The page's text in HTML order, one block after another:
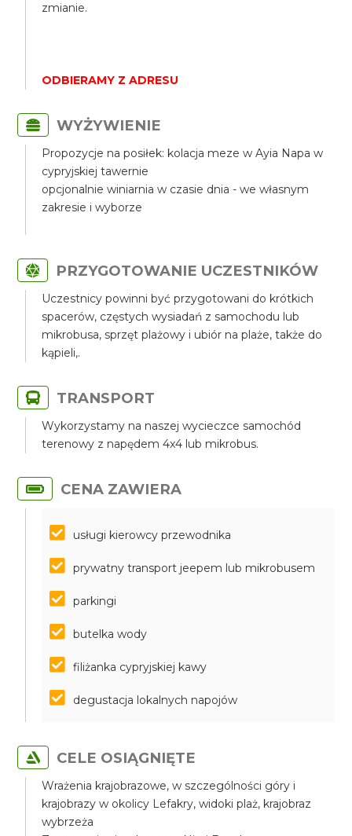
zmianie.
ODBIERAMY Z ADRESU
WYŻYWIENIE
Propozycje na posiłek: kolacja meze w Ayia Napa w
cypryjskiej tawernie
opcjonalnie winiarnia w czasie dnia - we własnym
zakresie i wyborze
PRZYGOTOWANIE UCZESTNIKÓW
Uczestnicy powinni być przygotowani do krótkich
spacerów, częstych wysiadań z samochodu lub
mikrobusa, sprzęt plażowy i ubiór na plaże, także do
kąpieli,.
TRANSPORT
Wykorzystamy na naszej wycieczce samochód
terenowy z napędem 4x4 lub mikrobus.
CENA ZAWIERA
usługi kierowcy przewodnika
prywatny transport jeepem lub mikrobusem
parkingi
butelka wody
filiżanka cypryjskiej kawy
degustacja lokalnych napojów
CELE OSIĄGNIĘTE
Wrażenia krajobrazowe, w szczególności góry i
krajobrazy w okolicy Lefakry, widoki plaż, krajobraz
wybrzeża